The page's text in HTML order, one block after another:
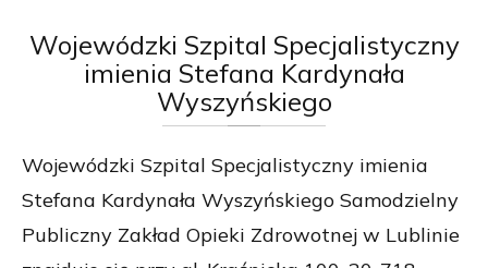
Wojewódzki Szpital Specjalistyczny
imienia Stefana Kardynała
Wyszyńskiego
Wojewódzki Szpital Specjalistyczny imienia
Stefana Kardynała Wyszyńskiego Samodzielny
Publiczny Zakład Opieki Zdrowotnej w Lublinie